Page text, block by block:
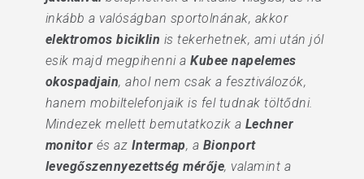
inkább a valóságban sportolnának, akkor
elektromos biciklin is tekerhetnek, ami után jól
esik majd megpihenni aKubee napelemes
okospadjain, ahol nem csak a fesztiválozók,
hanem mobiltelefonjaik is fel tudnak töltődni.
Mindezek mellett bemutatkozik a Lechner
monitor és az Intermap, a Bionport
levegőszennyezettség mérője, valamint a